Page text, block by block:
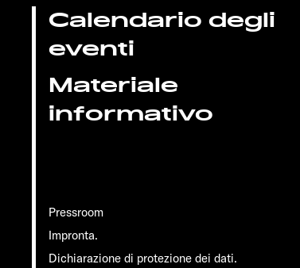
Calendario degli
eventi
Materiale
informativo
Pressroom
Impronta.
Dichiarazione di protezione dei dati.